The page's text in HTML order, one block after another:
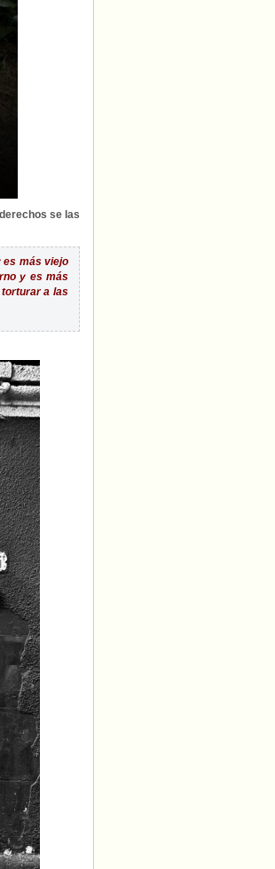
se las
es más viejo
y es más
torturar a las